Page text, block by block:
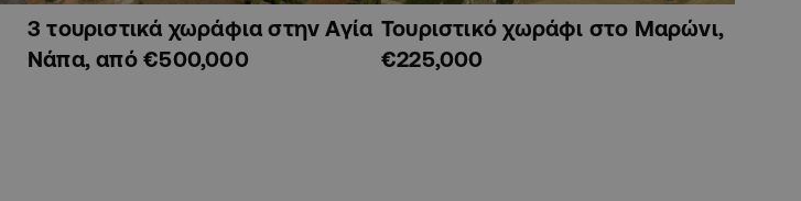
3 τουριστικά χωράφια στην Αγία
Νάπα, από €500,000
Τουριστικό χωράφι στο Μαρώνι,
€225,000